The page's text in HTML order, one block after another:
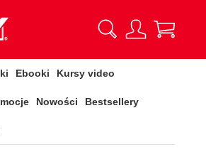
Ebooki Kursy video
Nowości Bestsellery